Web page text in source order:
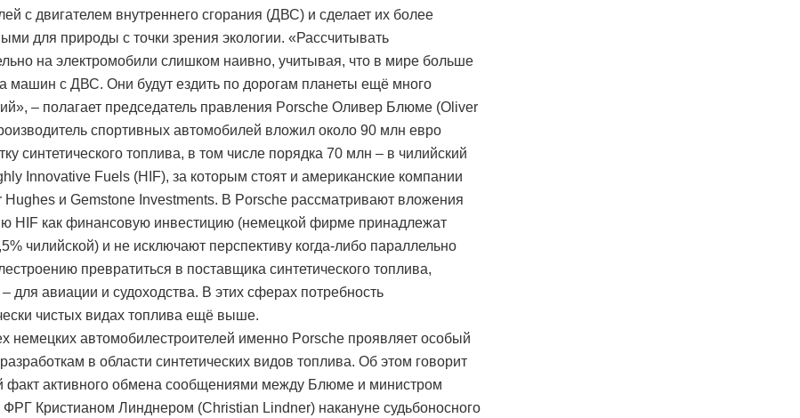
с двигателем внутреннего сгорания (ДВС) и сделает их более
для природы с точки зрения экологии. «Рассчитывать
на электромобили слишком наивно, учитывая, что в мире больше
машин с ДВС. Они будут ездить по дорогам планеты ещё много
– полагает председатель правления Porsche Оливер Блюме (Oliver
спортивных автомобилей вложил около 90 млн евро
синтетического топлива, в том числе порядка 70 млн – в чилийский
Innovative Fuels (HIF), за которым стоят и американские компании
Hughes и Gemstone Investments. В Porsche рассматривают вложения
HIF как финансовую инвестицию (немецкой фирме принадлежат
чилийской) и не исключают перспективу когда-либо параллельно
превратиться в поставщика синтетического топлива,
для авиации и судоходства. В этих сферах потребность
чистых видах топлива ещё выше.
немецких автомобилестроителей именно Porsche проявляет особый
в области синтетических видов топлива. Об этом говорит
факт активного обмена сообщениями между Блюме и министром
Кристианом Линднером (Christian Lindner) накануне судьбоносного